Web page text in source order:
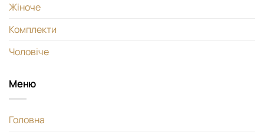
Жіноче
Комплекти
Чоловіче
Меню
Головна